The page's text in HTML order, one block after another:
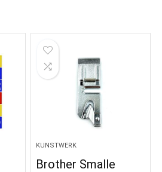
KUNSTWERK
Brother Smalle